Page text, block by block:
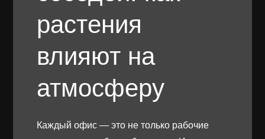
растения
влияют на
атмосферу
Каждый офис — это не только рабочие